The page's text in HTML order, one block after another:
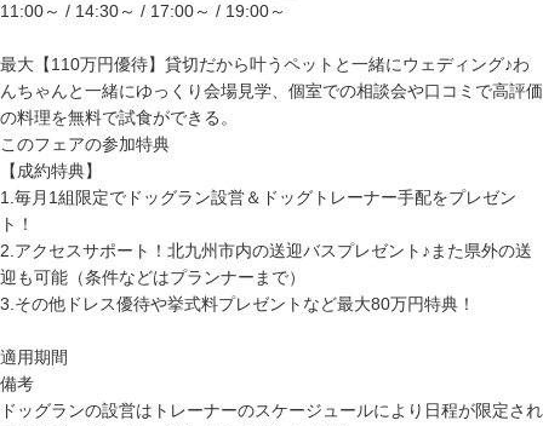
11:00～ / 14:30～ / 17:00～ / 19:00～
最大【110万円優待】貸切だから叶うペットと一緒にウェディング♪わ
んちゃんと一緒にゆっくり会場見学、個室での相談会や口コミで高評価
の料理を無料で試食ができる。
このフェアの参加特典
【成約特典】
1.毎月1組限定でドッグラン設営＆ドッグトレーナー手配をプレゼン
ト！
2.アクセスサポート！北九州市内の送迎バスプレゼント♪また県外の送
迎も可能（条件などはプランナーまで）
3.その他ドレス優待や挙式料プレゼントなど最大80万円特典！
適用期間
備考
ドッグランの設営はトレーナーのスケージュールにより日程が限定され